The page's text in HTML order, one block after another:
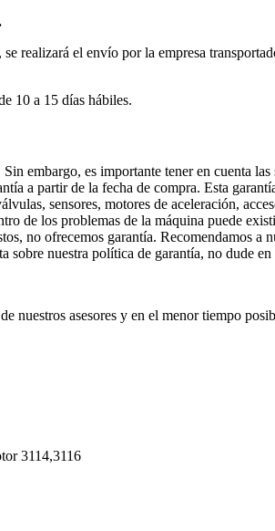
, se realizará el envío por la empresa
10 a 15 días hábiles.
embargo, es importante tener en cuenta
a partir de la fecha de compra. Esta
sensores, motores de aceleración,
de los problemas de la máquina puede
no ofrecemos garantía. Recomendamos a
nuestra política de garantía, no dude
nuestros asesores y en el menor tiempo
3114,3116